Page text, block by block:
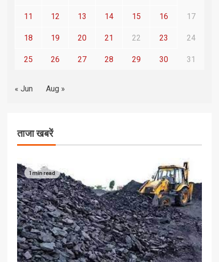
11 12 13 14 15 16 17
18 19 20 21 22 23 24
25 26 27 28 29 30 31
« Jun Aug »
ताजा खबरें
1 min read